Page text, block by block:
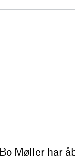
Møller har